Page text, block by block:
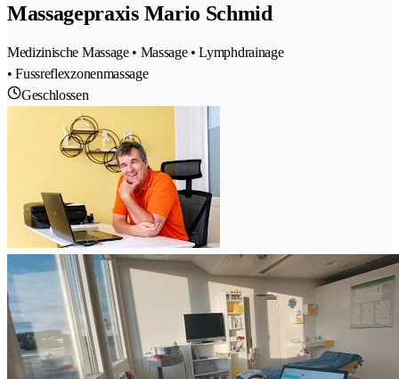
Massagepraxis Mario Schmid
Medizinische Massage • Massage • Lymphdrainage
• Fussreflexzonenmassage
Geschlossen